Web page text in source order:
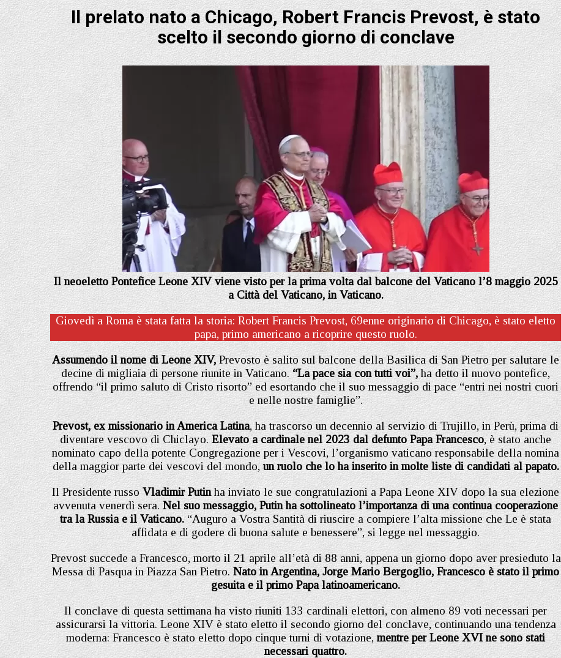
Il prelato nato a Chicago, Robert Francis Prevost, è stato
scelto il secondo giorno di conclave
Il neoeletto Pontefice Leone XIV viene visto per la prima volta dal balcone del Vaticano l’8 maggio 2025
a Città del Vaticano, in Vaticano.
Giovedì a Roma è stata fatta la storia: Robert Francis Prevost, 69enne originario di Chicago, è stato eletto
papa, primo americano a ricoprire questo ruolo.
Assumendo il nome di Leone XIV,Prevosto è salito sul balcone della Basilica di San Pietro per salutare le
decine di migliaia di persone riunite in Vaticano.“La pace sia con tutti voi”,ha detto il nuovo pontefice,
offrendo “il primo saluto di Cristo risorto” ed esortando che il suo messaggio di pace “entri nei nostri cuori
e nelle nostre famiglie”.
Prevost, ex missionario in America Latina, ha trascorso un decennio al servizio di Trujillo, in Perù, prima di
diventare vescovo di Chiclayo.Elevato a cardinale nel 2023 dal defunto Papa Francesco, è stato anche
nominato capo della potente Congregazione per i Vescovi, l’organismo vaticano responsabile della nomina
della maggior parte dei vescovi del mondo,un ruolo che lo ha inserito in molte liste di candidati al papato.
Il Presidente russoVladimir Putinha inviato le sue congratulazioni a Papa Leone XIV dopo la sua elezione
avvenuta venerdì sera.Nel suo messaggio, Putin ha sottolineato l’importanza di una continua cooperazione
tra la Russia e il Vaticano.“Auguro a Vostra Santità di riuscire a compiere l’alta missione che Le è stata
affidata e di godere di buona salute e benessere”, si legge nel messaggio.
Prevost succede a Francesco, morto il 21 aprile all’età di 88 anni, appena un giorno dopo aver presieduto la
Messa di Pasqua in Piazza San Pietro.Nato in Argentina, Jorge Mario Bergoglio, Francesco è stato il primo
gesuita e il primo Papa latinoamericano.
Il conclave di questa settimana ha visto riuniti 133 cardinali elettori, con almeno 89 voti necessari per
assicurarsi la vittoria. Leone XIV è stato eletto il secondo giorno del conclave, continuando una tendenza
moderna: Francesco è stato eletto dopo cinque turni di votazione,mentre per Leone XVI ne sono stati
necessari quattro.